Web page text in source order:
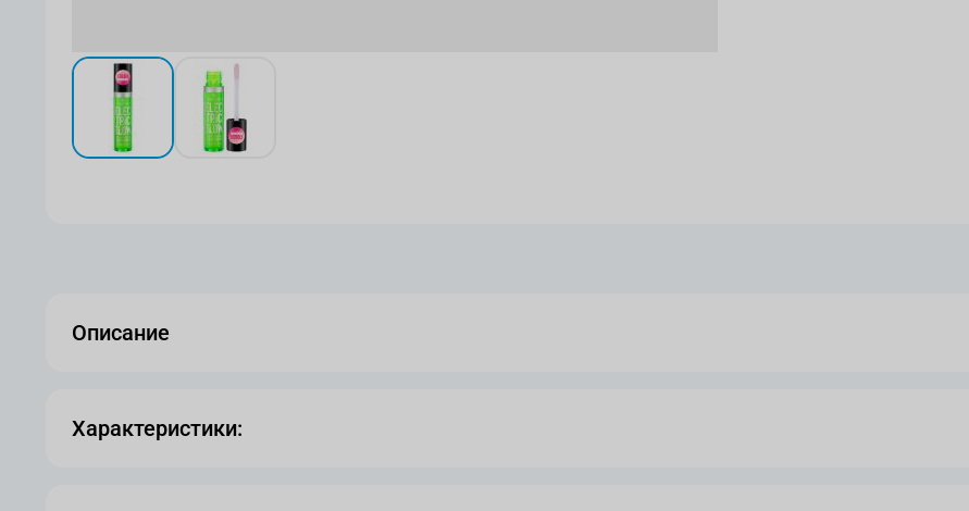
View larger imageView larger image
Описание
Характеристики: